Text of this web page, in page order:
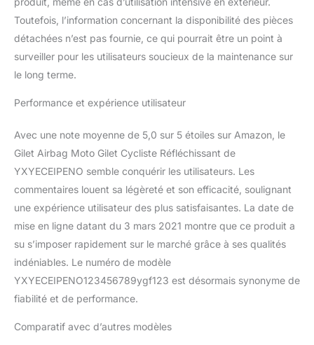
élastique): supportez les
pédales de la moto et
étirez la corde à ressort
Toutefois, l’information concernant la disponibilité des pièces
détachées n’est pas fournie, ce qui pourrait être un point à
surveiller pour les utilisateurs soucieux de la maintenance sur
le long terme.
Performance et expérience utilisateur
Avec une note moyenne de 5,0 sur 5 étoiles sur Amazon, le
Gilet Airbag Moto Gilet Cycliste Réfléchissant de
YXYECEIPENO semble conquérir les utilisateurs. Les
commentaires louent sa légèreté et son efficacité, soulignant
une expérience utilisateur des plus satisfaisantes. La date de
mise en ligne datant du 3 mars 2021 montre que ce produit a
su s’imposer rapidement sur le marché grâce à ses qualités
indéniables. Le numéro de modèle
YXYECEIPENO123456789ygf123 est désormais synonyme de
fiabilité et de performance.
Comparatif avec d’autres modèles